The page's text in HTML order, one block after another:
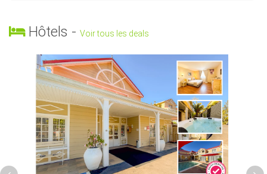
Hôtels - Voir tous les deals